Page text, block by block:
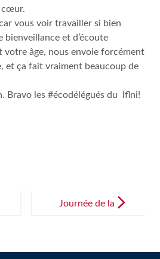
cœur.
vous voir travailler si bien
bienveillance et d’écoute
votre âge, nous envoie forcément
et ça fait vraiment beaucoup de
Bravo les #écodélégués du lflni!
Journée de la